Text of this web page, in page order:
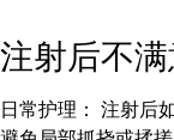
注射后不满
日常护理： 注射后